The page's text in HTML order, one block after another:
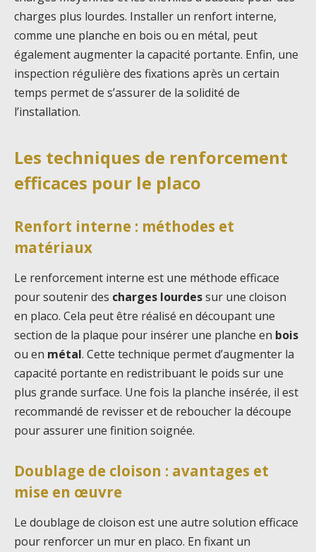
charges plus lourdes. Installer un renfort interne,
comme une planche en bois ou en métal, peut
également augmenter la capacité portante. Enfin, une
inspection régulière des fixations après un certain
temps permet de s’assurer de la solidité de
l’installation.
Les techniques de renforcement
efficaces pour le placo
Renfort interne : méthodes et
matériaux
Le renforcement interne est une méthode efficace
pour soutenir des charges lourdessur une cloison
en placo. Cela peut être réalisé en découpant une
section de la plaque pour insérer une planche en bois
ou en métal. Cette technique permet d’augmenter la
capacité portante en redistribuant le poids sur une
plus grande surface. Une fois la planche insérée, il est
recommandé de revisser et de reboucher la découpe
pour assurer une finition soignée.
Doublage de cloison : avantages et
mise en œuvre
Le doublage de cloison est une autre solution efficace
pour renforcer un mur en placo. En fixant un